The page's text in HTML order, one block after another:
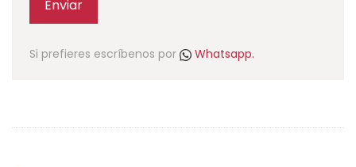
Enviar
Si prefieres escríbenos por Whatsapp.